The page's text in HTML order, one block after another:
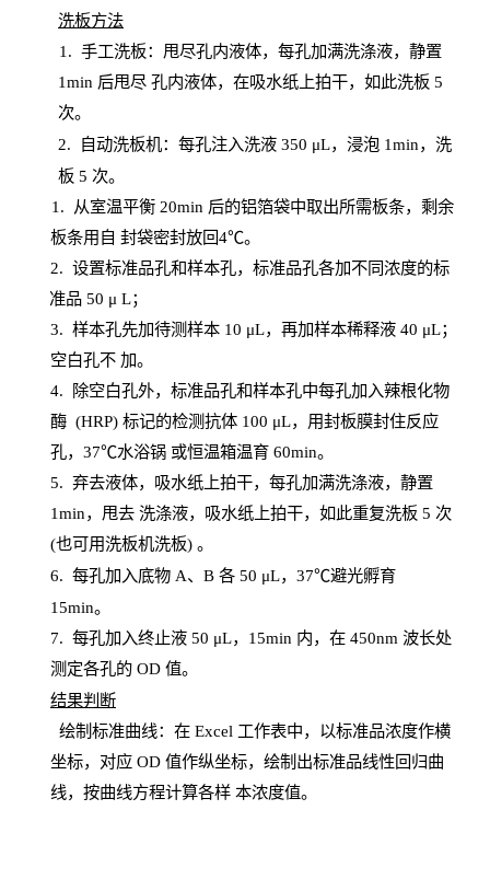
洗板方法
1. 手工洗板：甩尽孔内液体，每孔加满洗涤液，静置
1min 后甩尽 孔内液体，在吸水纸上拍干，如此洗板 5
次。
2.
自动洗板机：每孔注入洗液 350 μL，浸泡 1min，洗
板 5 次。
1 . 从室温平衡 20min 后的铝箔袋中取出所需板条，剩余
板条用自 封袋密封放回4℃。
2. 设置标准品孔和样本孔，标准品孔各加不同浓度的标
准品 50 μ L；
3. 样本孔先加待测样本 10 μL，再加样本稀释液 40 μL；
空白孔不 加。
4.
除空白孔外，标准品孔和样本孔中每孔加入辣根化物
酶 (HRP) 标记的检测抗体 100 μL，用封板膜封住反应
孔， 37℃水浴锅 或恒温箱温育60min。
5. 弃去液体，吸水纸上拍干，每孔加满洗涤液，静置
1min，甩去 洗涤液，吸水纸上拍干，如此重复洗板 5 次
(也可用洗板机洗板) 。
6. 每孔加入底物A、B 各 50 μL，37℃避光孵育
15min。
7. 每孔加入终止液 50 μL， 15min 内，在450nm 波长处
测定各孔的 OD 值。
结果判断
绘制标准曲线：在 Excel 工作表中，以标准品浓度作横
坐标，对应OD 值作纵坐标，绘制出标准品线性回归曲
线，按曲线方程计算各样 本浓度值。